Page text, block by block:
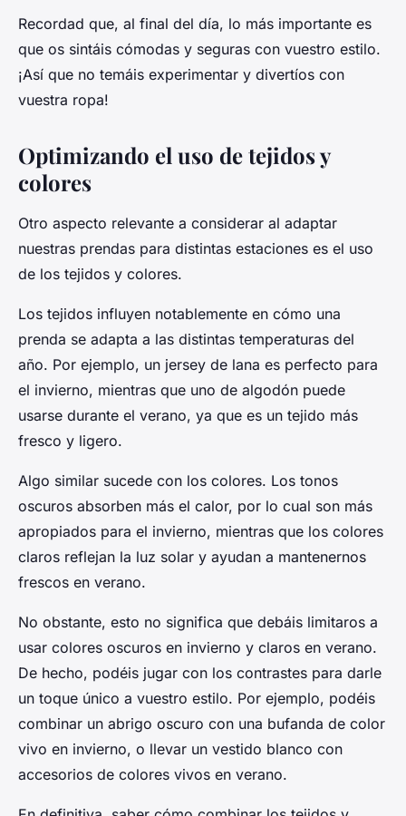
Recordad que, al final del día, lo más importante es
que os sintáis cómodas y seguras con vuestro estilo.
¡Así que no temáis experimentar y divertíos con
vuestra ropa!
Optimizando el uso de tejidos y
colores
Otro aspecto relevante a considerar al adaptar
nuestras prendas para distintas estaciones es el uso
de los tejidos y colores.
Los tejidos influyen notablemente en cómo una
prenda se adapta a las distintas temperaturas del
año. Por ejemplo, un jersey de lana es perfecto para
el invierno, mientras que uno de algodón puede
usarse durante el verano, ya que es un tejido más
fresco y ligero.
Algo similar sucede con los colores. Los tonos
oscuros absorben más el calor, por lo cual son más
apropiados para el invierno, mientras que los colores
claros reflejan la luz solar y ayudan a mantenernos
frescos en verano.
No obstante, esto no significa que debáis limitaros a
usar colores oscuros en invierno y claros en verano.
De hecho, podéis jugar con los contrastes para darle
un toque único a vuestro estilo. Por ejemplo, podéis
combinar un abrigo oscuro con una bufanda de color
vivo en invierno, o llevar un vestido blanco con
accesorios de colores vivos en verano.